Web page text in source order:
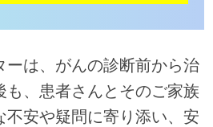
ーは、がんの診断前から治
も、患者さんとそのご家族
不安や疑問に寄り添い、安